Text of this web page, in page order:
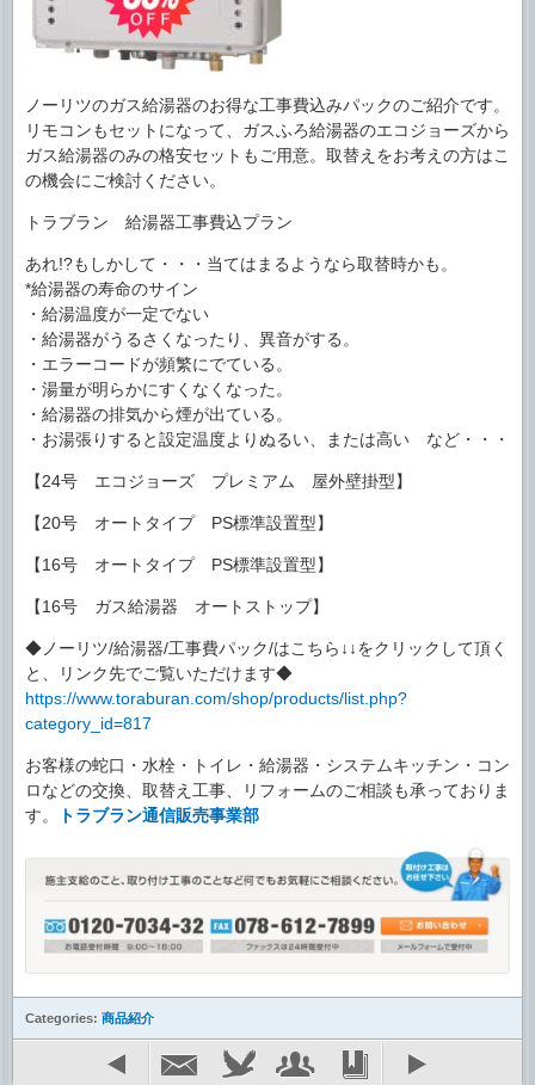
ノーリツのガス給湯器のお得な工事費込みパックのご紹介です。
リモコンもセットになって、ガスふろ給湯器のエコジョーズから
ガス給湯器のみの格安セットもご用意。取替えをお考えの方はこ
の機会にご検討ください。
トラブラン 給湯器工事費込プラン
あれ!?もしかして・・・当てはまるようなら取替時かも。
*給湯器の寿命のサイン
・給湯温度が一定でない
・給湯器がうるさくなったり、異音がする。
・エラーコードが頻繁にでている。
・湯量が明らかにすくなくなった。
・給湯器の排気から煙が出ている。
・お湯張りすると設定温度よりぬるい、または高い など・・・
【24号 エコジョーズ プレミアム 屋外壁掛型】
【20号 オートタイプ PS標準設置型】
【16号 オートタイプ PS標準設置型】
【16号 ガス給湯器 オートストップ】
◆ノーリツ/給湯器/工事費パック/はこちら↓↓をクリックして頂く
と、リンク先でご覧いただけます◆
https://www.toraburan.com/shop/products/list.php?
category_id=817
お客様の蛇口・水栓・トイレ・給湯器・システムキッチン・コン
ロなどの交換、取替え工事、リフォームのご相談も承っておりま
す。
トラブラン通信販売事業部
Categories: 商品紹介